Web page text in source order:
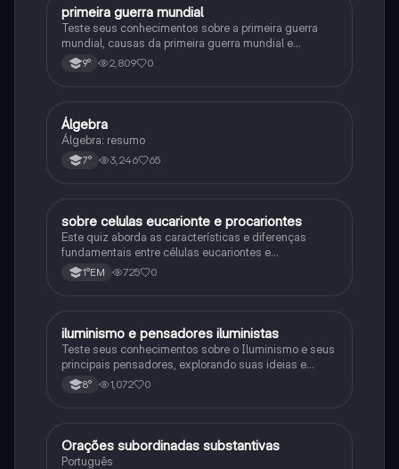
História
primeira guerra mundial
Teste seus conhecimentos sobre a primeira guerra
mundial, causas da primeira guerra mundial e
consequências da Primeira Guerra Mundial, fases da
primeira guerra mundial
9° 2,809 0
Matematica
Álgebra
Álgebra: resumo
7° 3,246 65
Biologia
sobre celulas eucarionte e procariontes
Este quiz aborda as características e diferenças
fundamentais entre células eucariontes e
procariontes.
1°EM 725 0
História
iluminismo e pensadores iluministas
Teste seus conhecimentos sobre o Iluminismo e seus
principais pensadores, explorando suas ideias e
impacto histórico.
8° 1,072 0
Português
Orações subordinadas substantivas
Português